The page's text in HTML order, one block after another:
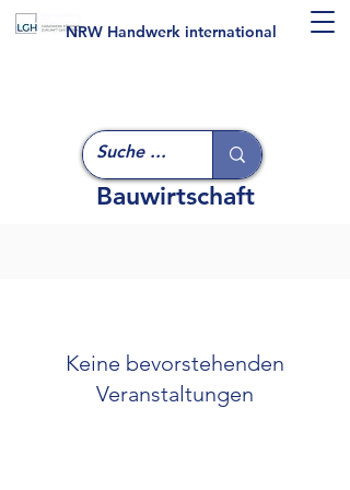
NRW Handwerk international
Bauwirtschaft
Keine bevorstehenden
Veranstaltungen